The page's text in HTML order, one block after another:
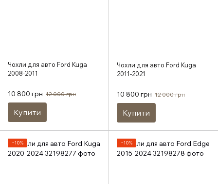
Чохли для авто Ford Kuga
2008-2011
10 800 грн 12 000 грн
Купити
Чохли для авто Ford Kuga
2011-2021
10 800 грн 12 000 грн
Купити
−10% −10%